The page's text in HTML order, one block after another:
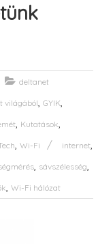
deltanet
világából, GYIK,
, Kutatások,
, Wi-Fi internet,
, sávszélesség,
, Wi-Fi hálózat